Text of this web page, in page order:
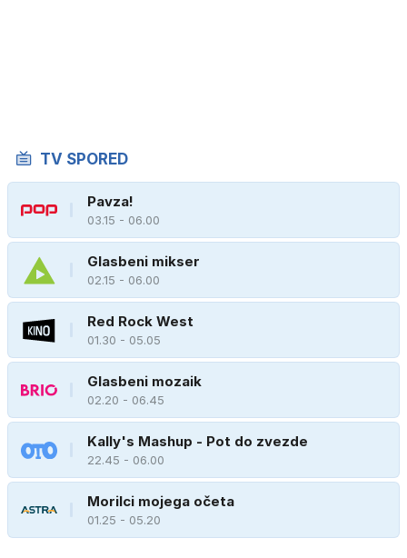
TV SPORED
Pavza!
03.15 - 06.00
Glasbeni mikser
02.15 - 06.00
Red Rock West
01.30 - 05.05
Glasbeni mozaik
02.20 - 06.45
Kally's Mashup - Pot do zvezde
22.45 - 06.00
Morilci mojega očeta
01.25 - 05.20